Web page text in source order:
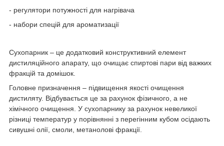
- регулятори потужності для нагрівача
- набори спецій для ароматизації
Сухопарник – це додатковий конструктивний елемент
дистиляційного апарату, що очищає спиртові пари від важких
фракцій та домішок.
Головне призначення – підвищення якості очищення
дистиляту. Відбувається це за рахунок фізичного, а не
хімічного очищення. У сухопарнику за рахунок невеликої
різниці температур у порівнянні з перегінним кубом осідають
сивушні олії, смоли, метанолові фракції.